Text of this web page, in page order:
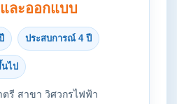
ละออกแบบ
ประสบการณ์ 4 ปี
นไป
รี สาขา วิศวกรไฟฟ้า